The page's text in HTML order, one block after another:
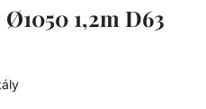
1,2m D63